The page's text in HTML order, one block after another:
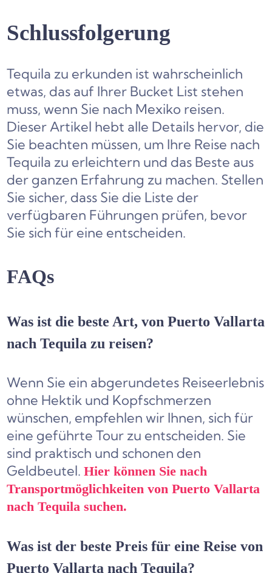
Schlussfolgerung
Tequila zu erkunden ist wahrscheinlich
etwas, das auf Ihrer Bucket List stehen
muss, wenn Sie nach Mexiko reisen.
Dieser Artikel hebt alle Details hervor, die
Sie beachten müssen, um Ihre Reise nach
Tequila zu erleichtern und das Beste aus
der ganzen Erfahrung zu machen. Stellen
Sie sicher, dass Sie die Liste der
verfügbaren Führungen prüfen, bevor
Sie sich für eine entscheiden.
FAQs
Was ist die beste Art, von Puerto Vallarta
nach Tequila zu reisen?
Wenn Sie ein abgerundetes Reiseerlebnis
ohne Hektik und Kopfschmerzen
wünschen, empfehlen wir Ihnen, sich für
eine geführte Tour zu entscheiden. Sie
sind praktisch und schonen den
Geldbeutel.Hier können Sie nach
Transportmöglichkeiten von Puerto Vallarta
nach Tequila suchen.
Was ist der beste Preis für eine Reise von
Puerto Vallarta nach Tequila?